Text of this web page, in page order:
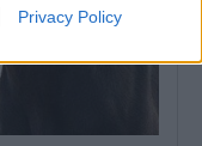
Privacy Policy